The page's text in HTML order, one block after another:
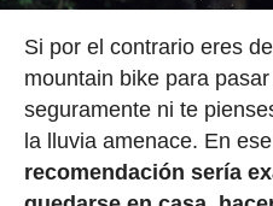
Si por el contrario eres
mountain bike para
seguramente ni te
la lluvia amenace. En
recomendación sería